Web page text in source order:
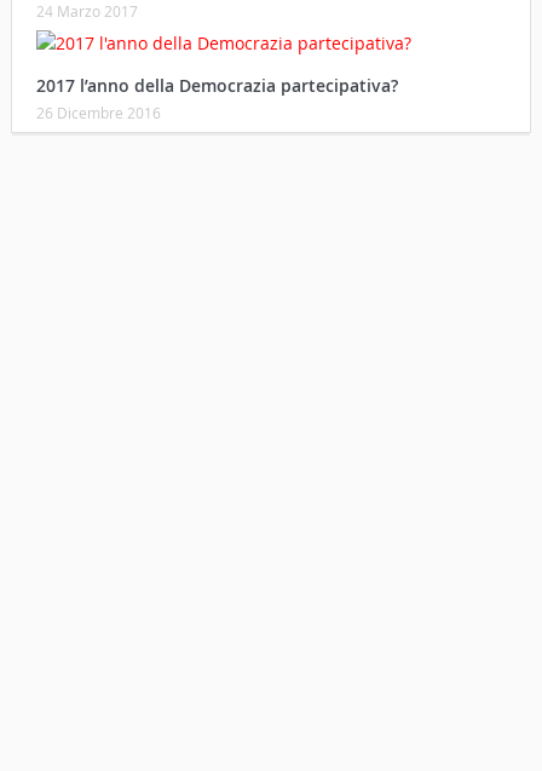
24 Marzo 2017
2017 l’anno della Democrazia partecipativa?
26 Dicembre 2016